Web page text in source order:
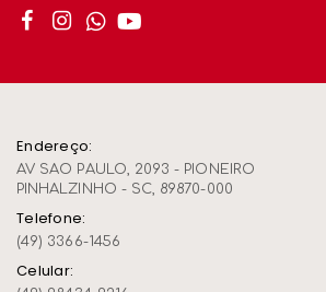
Endereço:
AV SAO PAULO, 2093 - PIONEIRO
PINHALZINHO - SC, 89870-000
Telefone:
(49) 3366-1456
Celular: